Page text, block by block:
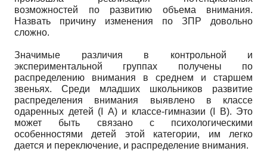
возможностей по развитию объема внимания.
Назвать причину изменения по ЗПР довольно
сложно.
Значимые различия в контрольной и
экспериментальной группах получены по
распределению внимания в среднем и старшем
звеньях. Среди младших школьников развитие
распределения внимания выявлено в классе
одаренных детей (I А) и классе-гимназии (I В). Это
может быть связано с психологическими
особенностями детей этой категории, им легко
дается и переключение, и распределение внимания.